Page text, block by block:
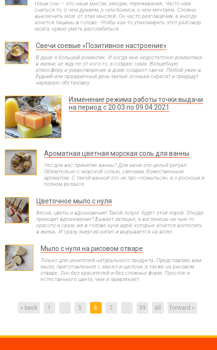
Наши сны – это наши мысли, эмоции, переживания. Часто нам
сниться то, о чем думаем, о чем боимся, о чем мечтаем. Сложно
выключить мозг от этих мыслей. Он часто разговорчив, а иногда
хочется тишины в голове. Чтобы как-то утихомирить этот разговор
мозга, нужно уметь расслабиться.
Свечи соевые «Позитивное настроение»
В душе я большой романтик. И когда мне недостаточно романтики
в жизни, не жду ее от кого-то, а создаю сама. Волшебную
атмосферу и умиротворение в доме создают свечи. Любой ужин в
будний или праздничный день милые огоньки скрасят и придадут
нарядную обстановку
Изменение режима работы точки выдачи
на период с 20.03 по 09.04.2021
Ароматная цветная морская соль для ванны
Что для вас принятие ванны? Для меня это целый ритуал.
Обязательно с морской солью, свечами, божественным
ароматом. С такой ванной это не про «помыться», а о роскоши и
полном релаксе.
Цветочное мыло с нуля
Весна, цветы и вдохновение! Такой лозунг будет этой порой. Откуда
приходит вдохновение? Бывает затишье, а взглянешь на чью-то
красоту и сразу же в голове куча идей, которые хочется воплотить
в жизнь. И сразу энергия кипит и вырывается на волю.
Мыло с нуля на рисовом отваре
Только для ценителей натурального продукта. Представляю вам
мыло, приготовленное с масел и щелочи, а также на рисовом
отваре. Оно без красителей и без сложных форм. Простое и
естественного цвета, чем и привлекает.
« back 1 ... 5 6 7 ... 39 all forward »